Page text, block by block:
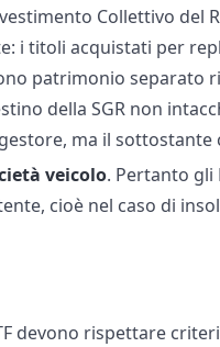
Collettivo del
titoli acquistati per
patrimonio separato
della SGR non
ma il sottostante
veicolo. Pertanto gli
cioè nel caso di
devono rispettare